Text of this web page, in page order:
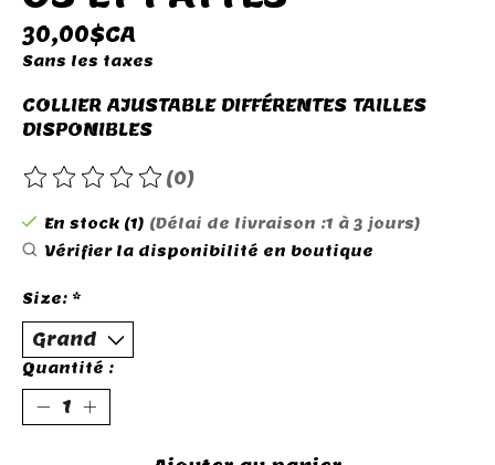
30,00$CA
Sans les taxes
COLLIER AJUSTABLE DIFFÉRENTES TAILLES
DISPONIBLES
Ce produit est évalué à
(0)
En stock (1) (Délai de livraison :1 à 3 jours)
Vérifier la disponibilité en boutique
Size: *
Quantité :